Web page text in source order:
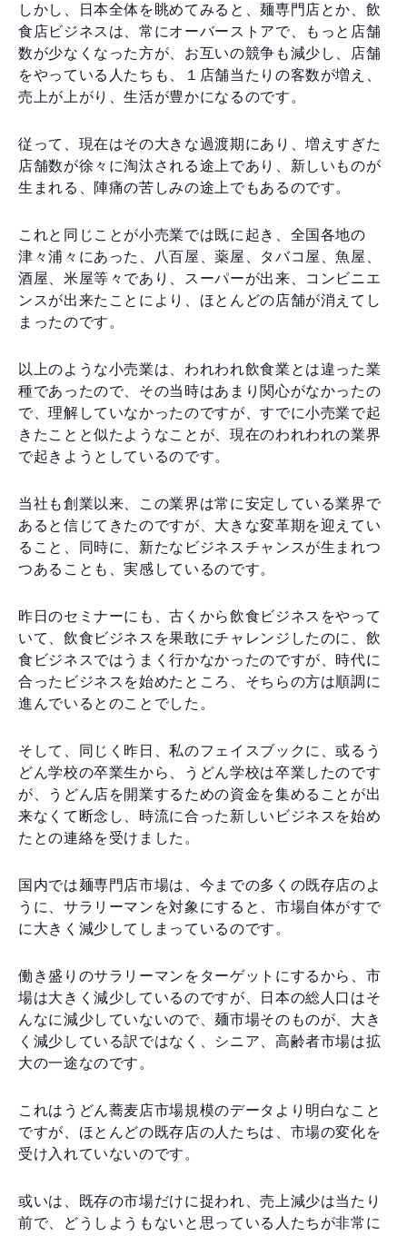
しかし、日本全体を眺めてみると、麺専門店とか、飲
食店ビジネスは、常にオーバーストアで、もっと店舗
数が少なくなった方が、お互いの競争も減少し、店舗
をやっている人たちも、１店舗当たりの客数が増え、
売上が上がり、生活が豊かになるのです。
従って、現在はその大きな過渡期にあり、増えすぎた
店舗数が徐々に淘汰される途上であり、新しいものが
生まれる、陣痛の苦しみの途上でもあるのです。
これと同じことが小売業では既に起き、全国各地の
津々浦々にあった、八百屋、薬屋、タバコ屋、魚屋、
酒屋、米屋等々であり、スーパーが出来、コンビニエ
ンスが出来たことにより、ほとんどの店舗が消えてし
まったのです。
以上のような小売業は、われわれ飲食業とは違った業
種であったので、その当時はあまり関心がなかったの
で、理解していなかったのですが、すでに小売業で起
きたことと似たようなことが、現在のわれわれの業界
で起きようとしているのです。
当社も創業以来、この業界は常に安定している業界で
あると信じてきたのですが、大きな変革期を迎えてい
ること、同時に、新たなビジネスチャンスが生まれつ
つあることも、実感しているのです。
昨日のセミナーにも、古くから飲食ビジネスをやって
いて、飲食ビジネスを果敢にチャレンジしたのに、飲
食ビジネスではうまく行かなかったのですが、時代に
合ったビジネスを始めたところ、そちらの方は順調に
進んでいるとのことでした。
そして、同じく昨日、私のフェイスブックに、或るう
どん学校の卒業生から、うどん学校は卒業したのです
が、うどん店を開業するための資金を集めることが出
来なくて断念し、時流に合った新しいビジネスを始め
たとの連絡を受けました。
国内では麺専門店市場は、今までの多くの既存店のよ
うに、サラリーマンを対象にすると、市場自体がすで
に大きく減少してしまっているのです。
働き盛りのサラリーマンをターゲットにするから、市
場は大きく減少しているのですが、日本の総人口はそ
んなに減少していないので、麺市場そのものが、大き
く減少している訳ではなく、シニア、高齢者市場は拡
大の一途なのです。
これはうどん蕎麦店市場規模のデータより明白なこと
ですが、ほとんどの既存店の人たちは、市場の変化を
受け入れていないのです。
或いは、既存の市場だけに捉われ、売上減少は当たり
前で、どうしようもないと思っている人たちが非常に